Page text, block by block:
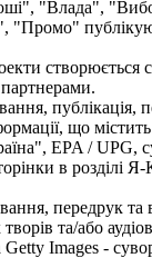
"Влада",
"Промо"
створюється
публікація,
що
EPA / UPG,
в розділі
передрук та
та/або
Images -